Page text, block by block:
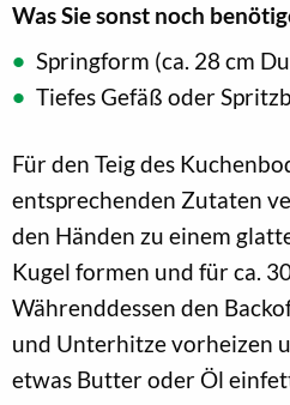
Was Sie sonst noch
Springform (ca. 28 cm
Tiefes Gefäß oder
Für den Teig des
entsprechenden Zutaten
den Händen zu einem
Kugel formen und für ca.
Währenddessen den
und Unterhitze vorheizen
etwas Butter oder Öl